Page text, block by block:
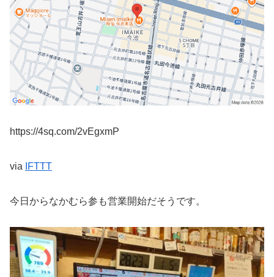
https://4sq.com/2vEgxmP
via IFTTT
今日からなかむら参も営業開始だそうです。